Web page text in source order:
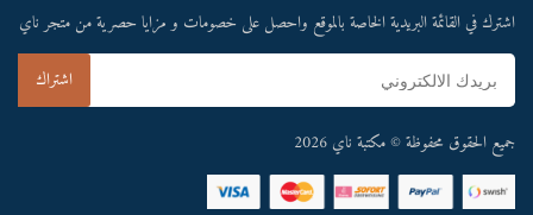
اشترك في القائمة البريدية الخاصة بالموقع واحصل على خصومات و مزايا حصرية من متجر ناي
جميع الحقوق محفوظة © مكتبة ناي 2026